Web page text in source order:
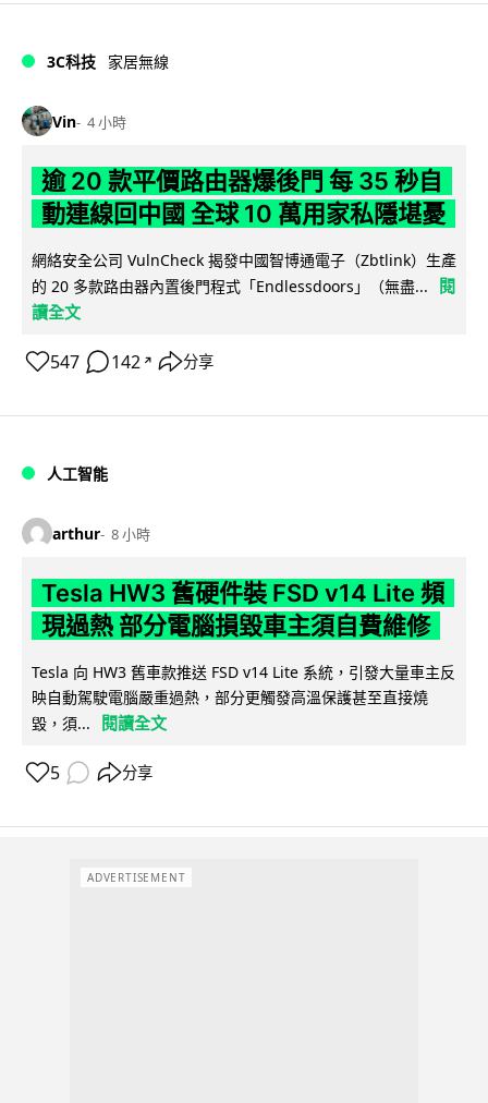
3C科技 家居無線
Vin 4 小時
逾 20 款平價路由器爆後門 每 35 秒自
動連線回中國 全球 10 萬用家私隱堪憂
網絡安全公司 VulnCheck 揭發中國智博通電子（Zbtlink）生產
的 20 多款路由器內置後門程式「Endlessdoors」（無盡...
閱
讀全文
547 142 ↗ 分享
人工智能
arthur 8 小時
Tesla HW3 舊硬件裝 FSD v14 Lite 頻
現過熱 部分電腦損毀車主須自費維修
Tesla 向 HW3 舊車款推送 FSD v14 Lite 系統，引發大量車主反
映自動駕駛電腦嚴重過熱，部分更觸發高溫保護甚至直接燒
毀，須...
閱讀全文
5 分享
ADVERTISEMENT